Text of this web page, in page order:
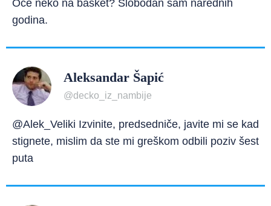
Oće neko na basket? Slobodan sam narednih
godina.
Aleksandar Šapić
@decko_iz_nambije
@Alek_Veliki Izvinite, predsedniče, javite mi se kad
stignete, mislim da ste mi greškom odbili poziv šest
puta